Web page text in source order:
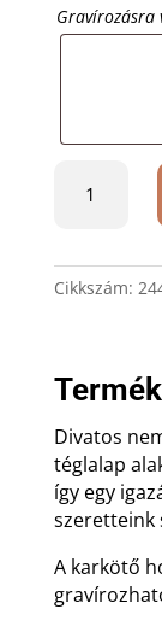
Gravírozásra
karkötő
mennyiség
Cikkszám:
Divatos
téglalap
így egy
szeretteink
A karkötő